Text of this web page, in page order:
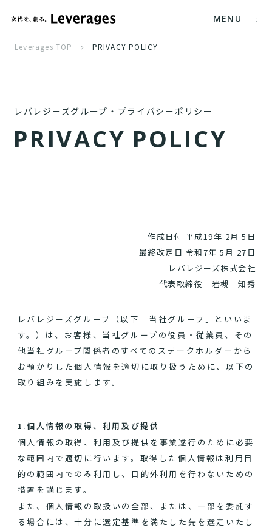
MENU
Leverages TOP PRIVACY POLICY
レバレジーズグループ・プライバシーポリシー
PRIVACY POLICY
作成日付 平成19年 2月 5日
最終改定日 令和7年 5月 27日
レバレジーズ株式会社
代表取締役 岩槻 知秀
レバレジーズグループ
（以下「当社グループ」といいま
す。）は、お客様、当社グループの役員・従業員、その
他当社グループ関係者のすべてのステークホルダーから
お預かりした個人情報を適切に取り扱うために、以下の
取り組みを実施します。
1.個人情報の取得、利用及び提供
個人情報の取得、利用及び提供を事業遂行のために必要
な範囲内で適切に行います。取得した個人情報は利用目
的の範囲内でのみ利用し、目的外利用を行わないための
措置を講じます。
また、個人情報の取扱いの全部、または、一部を委託す
る場合には、十分に選定基準を満たした先を選定いたし